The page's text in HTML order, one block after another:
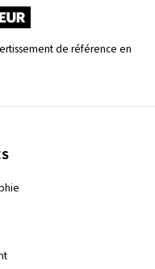
de référence en